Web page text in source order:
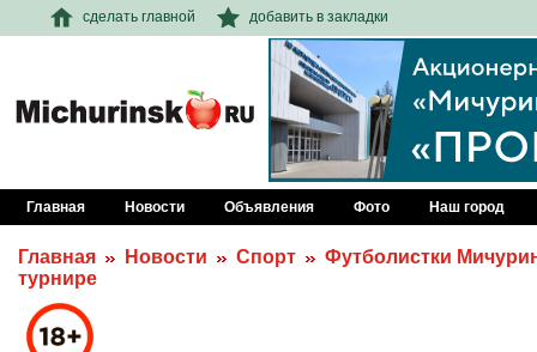
сделать главной добавить в закладки
Главная Новости Объявления Фото Наш город
Главная Новости Спорт
Футболистки
турнире